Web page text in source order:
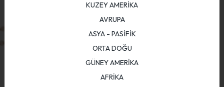
KUZEY AMERİKA
AVRUPA
ASYA - PASİFİK
ORTA DOĞU
GÜNEY AMERİKA
AFRİKA